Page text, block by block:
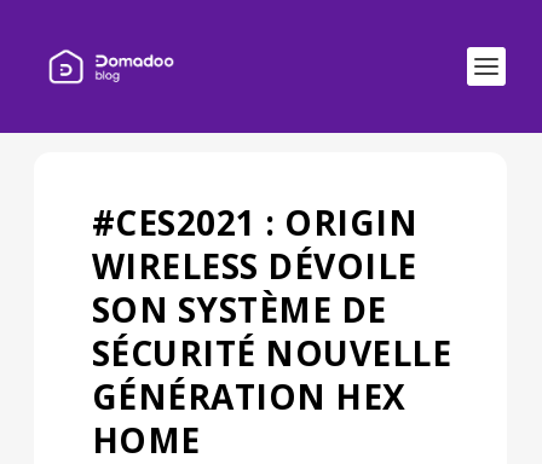
#CES2021 : ORIGIN
WIRELESS DÉVOILE
SON SYSTÈME DE
SÉCURITÉ NOUVELLE
GÉNÉRATION HEX
HOME